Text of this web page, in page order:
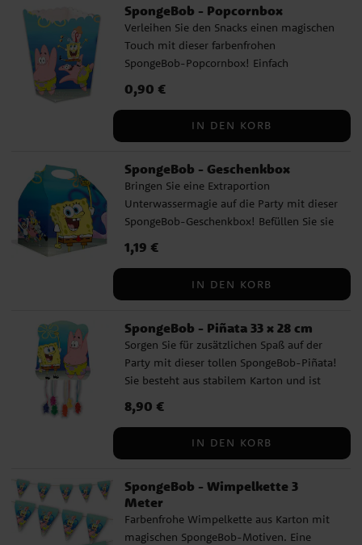
SpongeBob - Popcornbox
Verleihen Sie den Snacks einen magischen
Touch mit dieser farbenfrohen
SpongeBob-Popcornbox! Einfach
und mit den Maßen ca. 12 x 5 cm – perfekt
Kindergeburtstag. Wird einzeln verkauft.
Preis: 0,90 €
0,90 €
IN DEN KORB
SpongeBob - Geschenkbox
Bringen Sie eine Extraportion
Unterwassermagie auf die Party mit dieser
SpongeBob-Geschenkbox! Befüllen Sie sie
Überraschungen, um die Geburtstagsparty
falten, aus Karton gefertigt, Maße ca. 20 x
Preis :1,19 €
1,19 €
IN DEN KORB
SpongeBob - Piñata 33 x 28 cm
Sorgen Sie für zusätzlichen Spaß auf der
Party mit dieser tollen SpongeBob-Piñata!
Sie besteht aus stabilem Karton und ist
SpongeBob-Universum verziert. Dank der
Kinder auf spannende Weise an den Inhalt
SpongeBob-Fans!
Preis:8,90 €
8,90 €
IN DEN KORB
SpongeBob - Wimpelkette 3
Meter
Farbenfrohe Wimpelkette aus Karton mit
magischen SpongeBob-Motiven. Eine